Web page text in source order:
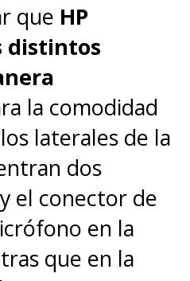
que HP
distintos
la comodidad
laterales de la
dos
el conector de
en la
que en la